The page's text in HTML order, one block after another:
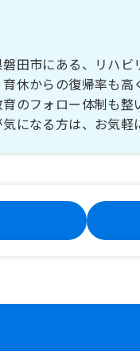
田市にある、リハビ
休からの復帰率も
のフォロー体制も整
になる方は、お気軽